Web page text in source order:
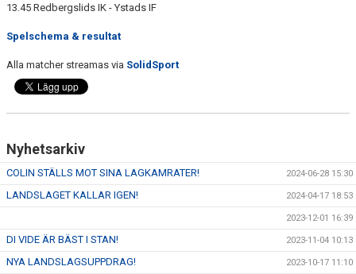
13.45 Redbergslids IK - Ystads IF
Spelschema & resultat
Alla matcher streamas via SolidSport
Nyhetsarkiv
COLIN STÄLLS MOT SINA LAGKAMRATER! 2024-06-28 15:30
LANDSLAGET KALLAR IGEN! 2024-04-17 18:53
2023-12-01 16:39
DI VIDE ÄR BÄST I STAN! 2023-11-04 10:13
NYA LANDSLAGSUPPDRAG! 2023-10-17 11:10